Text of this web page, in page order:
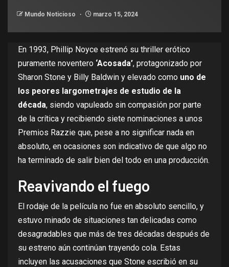
Mundo Noticioso marzo 15, 2024
En 1993, Phillip Noyce estrenó su thriller erótico
puramente noventero ‘Acosada’, protagonizado por
Sharon Stone y Billy Baldwin y elevado como uno de
los peores largometrajes de estudio de la
década, siendo vapuleado sin compasión por parte
de la crítica y recibiendo siete nominaciones a unos
Premios Razzie que, pese a no significar nada en
absoluto, en ocasiones son indicativo de que algo no
ha terminado de salir bien del todo en una producción.
Reavivando el fuego
El rodaje de la película no fue en absoluto sencillo, y
estuvo minado de situaciones tan delicadas como
desagradables que más de tres décadas después de
su estreno aún continúan trayendo cola. Estas
incluyen las acusaciones que Stone escribió en su